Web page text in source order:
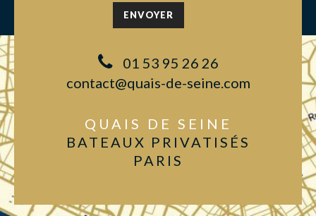
01 53 95 26 26
contact@quais-de-seine.com
QUAIS DE SEINE
BATEAUX PRIVATISÉS
PARIS